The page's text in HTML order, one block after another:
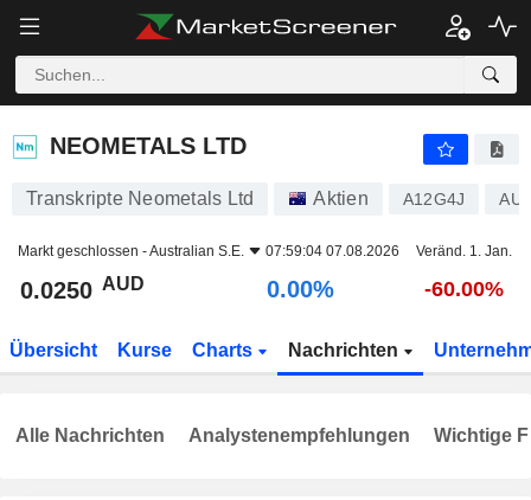
NEOMETALS LTD
NEOMETALS LTD
Transkripte Neometals Ltd Aktien A12G4J
Markt geschlossen -Australian S.E. 07:59:04 07.08.2026 Veränd. 1. Jan.
0.0250 AUD 0.00% -60.00%
Übersicht Kurse Charts Nachrichten
Alle Nachrichten Analystenempfehlungen Wichtige